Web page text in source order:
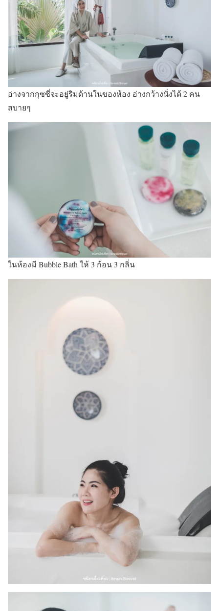
อ่างจากกุซซี่จะอยู่ริมด้านในของห้อง อ่างกว้างนั่งได้ 2 คน
สบายๆ
ในห้องมี Bubble Bath ให้ 3 ก้อน 3 กลิ่น